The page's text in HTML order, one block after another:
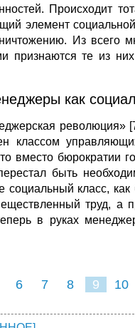
Происходит
элемент
Из всего
призна­ются те из
как
революция»
классом
вместо бюрократии
быть
класс,
труд, а
в руках
6 7 8 9 10